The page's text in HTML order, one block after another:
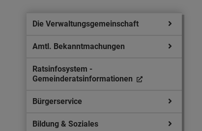
Die Verwaltungsgemeinschaft
Amtl. Bekanntmachungen
Ratsinfosystem -
Gemeinderatsinformationen
Bürgerservice
Bildung & Soziales